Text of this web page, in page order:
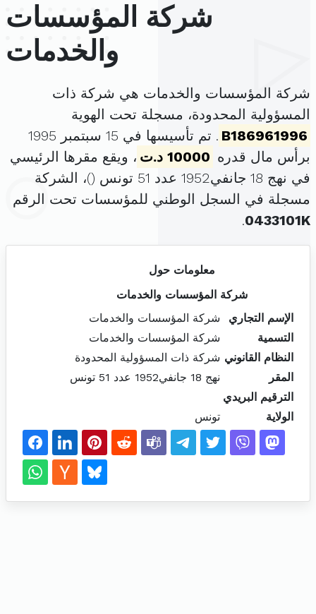
شركة المؤسسات
والخدمات
شركة المؤسسات والخدمات هي شركة ذات
المسؤولية المحدودة، مسجلة تحت الهوية
B186961996
. تم تأسيسها في 15 سبتمبر 1995
برأس مال قدره 10000 د.ت
، ويقع مقرها الرئيسي
في نهج 18 جانفي1952 عدد 51 تونس (
)، الشركة
مسجلة في السجل الوطني للمؤسسات تحت الرقم
0433101K
.
معلومات حول
شركة المؤسسات والخدمات
الإسم التجاري
شركة المؤسسات والخدمات
التسمية
شركة المؤسسات والخدمات
النظام القانوني شركة ذات المسؤولية المحدودة
المقر
نهج 18 جانفي1952 عدد 51 تونس
الترقيم البريدي
الولاية
تونس